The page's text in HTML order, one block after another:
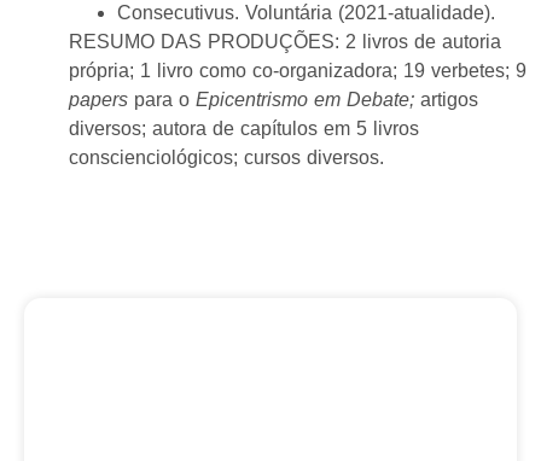
Consecutivus. Voluntária (2021-atualidade).
RESUMO DAS PRODUÇÕES: 2 livros de autoria
própria; 1 livro como co-organizadora; 19 verbetes; 9
papers para o Epicentrismo em Debate; artigos
diversos; autora de capítulos em 5 livros
conscienciológicos; cursos diversos.